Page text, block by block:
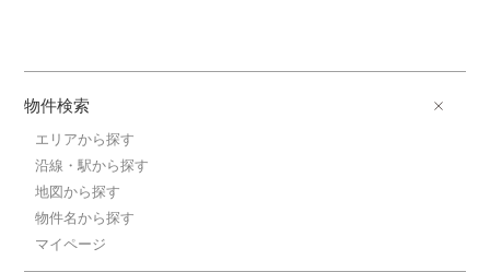
物件検索
エリアから探す
沿線・駅から探す
地図から探す
物件名から探す
マイページ